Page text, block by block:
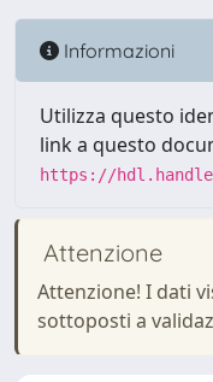
Informazioni
Utilizza questo
link a questo
https://
Attenzione
Attenzione! I dati
sottoposti a